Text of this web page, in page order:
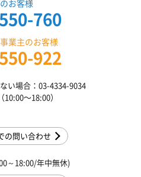
お客様
760
業主のお客様
922
い場合：03-4334-9034
〜18:00）
の問い合わせ
～18:00/年中無休)